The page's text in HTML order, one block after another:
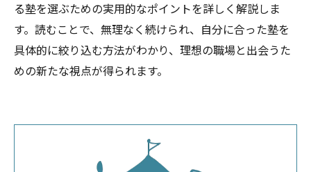
る塾を選ぶための実用的なポイントを詳しく解説しま
す。読むことで、無理なく続けられ、自分に合った塾を
具体的に絞り込む方法がわかり、理想の職場と出会うた
めの新たな視点が得られます。